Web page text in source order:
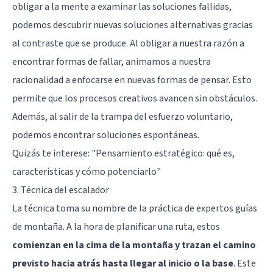
obligar a la mente a examinar las soluciones fallidas,
podemos descubrir nuevas soluciones alternativas gracias
al contraste que se produce. Al obligar a nuestra razón a
encontrar formas de fallar, animamos a nuestra
racionalidad a enfocarse en nuevas formas de pensar. Esto
permite que los procesos creativos avancen sin obstáculos.
Además, al salir de la trampa del esfuerzo voluntario,
podemos encontrar soluciones espontáneas.
Quizás te interese: "Pensamiento estratégico: qué es,
características y cómo potenciarlo"
3. Técnica del escalador
La técnica toma su nombre de la práctica de expertos guías
de montaña. A la hora de planificar una ruta, estos
comienzan en la cima de la montaña y trazan el camino
previsto hacia atrás hasta llegar al inicio o la base. Este